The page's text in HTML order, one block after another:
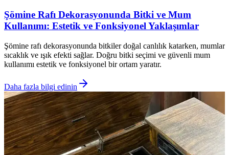
Şömine Rafı Dekorasyonunda Bitki ve Mum
Kullanımı: Estetik ve Fonksiyonel Yaklaşımlar
Şömine rafı dekorasyonunda bitkiler doğal canlılık katarken, mumlar
sıcaklık ve ışık efekti sağlar. Doğru bitki seçimi ve güvenli mum
kullanımı estetik ve fonksiyonel bir ortam yaratır.
Daha fazla bilgi edinin